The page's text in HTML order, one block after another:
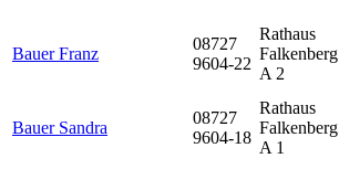
Bauer Franz
08727
9604-22
Rathaus
Falkenberg
A 2
Bauer Sandra
08727
9604-18
Rathaus
Falkenberg
A 1